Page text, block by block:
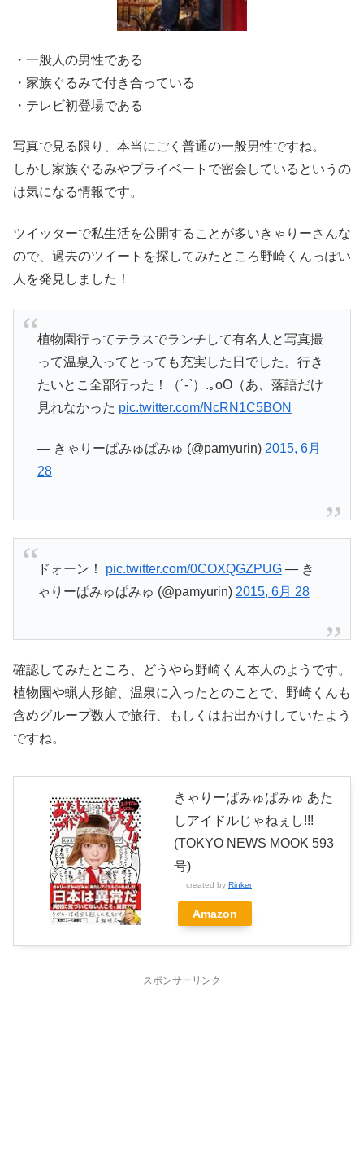
・一般人の男性である
・家族ぐるみで付き合っている
・テレビ初登場である
写真で見る限り、本当にごく普通の一般男性ですね。
しかし家族ぐるみやプライベートで密会しているというの
は気になる情報です。
ツイッターで私生活を公開することが多いきゃりーさんな
ので、過去のツイートを探してみたところ野崎くんっぽい
人を発見しました！
植物園行ってテラスでランチして有名人と写真撮
って温泉入ってとっても充実した日でした。行き
たいとこ全部行った！（´-`）.｡oO（あ、落語だけ
見れなかった pic.twitter.com/NcRN1C5BON
— きゃりーぱみゅぱみゅ (@pamyurin) 2015, 6月
28
ドォーン！ pic.twitter.com/0COXQGZPUG— き
ゃりーぱみゅぱみゅ (@pamyurin) 2015, 6月 28
確認してみたところ、どうやら野崎くん本人のようです。
植物園や蝋人形館、温泉に入ったとのことで、野崎くんも
含めグループ数人で旅行、もしくはお出かけしていたよう
ですね。
きゃりーぱみゅぱみゅ あた
しアイドルじゃねぇし!!!
(TOKYO NEWS MOOK 593
号)
created by Rinker
Amazon
スポンサーリンク